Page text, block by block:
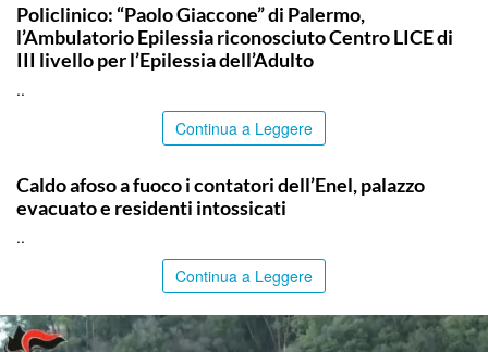
Policlinico: “Paolo Giaccone” di Palermo,
l’Ambulatorio Epilessia riconosciuto Centro LICE di
III livello per l’Epilessia dell’Adulto
..
Continua a Leggere
Caldo afoso a fuoco i contatori dell’Enel, palazzo
evacuato e residenti intossicati
..
Continua a Leggere